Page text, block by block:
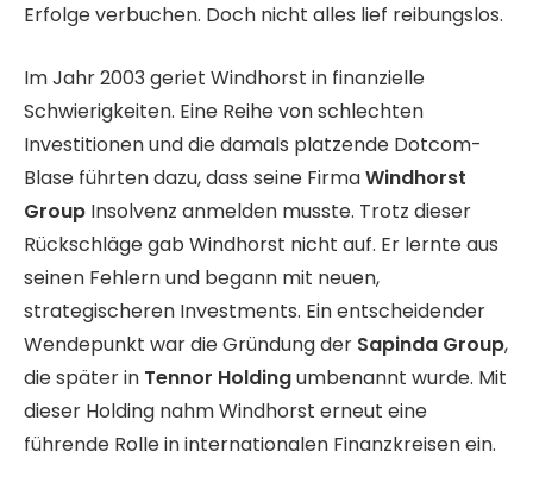
Erfolge verbuchen. Doch nicht alles lief reibungslos.
Im Jahr 2003 geriet Windhorst in finanzielle
Schwierigkeiten. Eine Reihe von schlechten
Investitionen und die damals platzende Dotcom-
Blase führten dazu, dass seine FirmaWindhorst
Group Insolvenz anmelden musste. Trotz dieser
Rückschläge gab Windhorst nicht auf. Er lernte aus
seinen Fehlern und begann mit neuen,
strategischeren Investments. Ein entscheidender
Wendepunkt war die Gründung der Sapinda Group,
die später in Tennor Holdingumbenannt wurde. Mit
dieser Holding nahm Windhorst erneut eine
führende Rolle in internationalen Finanzkreisen ein.